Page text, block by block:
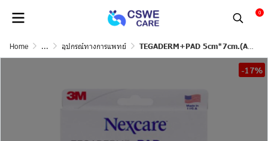
0
Home ... อุปกรณ์ทางการแพทย์ TEGADERM+PAD 5cm*7cm.(A3) 2ชิ้น 3M.
-17%